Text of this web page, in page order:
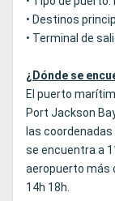
• Destinos
• Terminal de
¿Dónde se
El puerto
Port Jackson
las coordenadas
se encuentra a
aeropuerto más
14h 18h.